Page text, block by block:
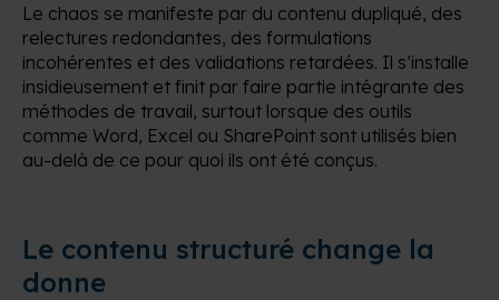
Le chaos se manifeste par du contenu dupliqué, des
relectures redondantes, des formulations
incohérentes et des validations retardées. Il s’installe
insidieusement et finit par faire partie intégrante des
méthodes de travail, surtout lorsque des outils
comme Word, Excel ou SharePoint sont utilisés bien
au-delà de ce pour quoi ils ont été conçus.
Le contenu structuré change la
donne